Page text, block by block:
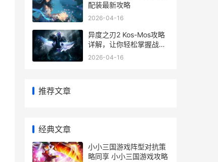
配装最新攻略
2026-04-16
异度之刃2 Kos-Mos攻略
详解，让你轻松掌握战斗
技巧
2026-04-16
推荐文章
经典文章
小小三国游戏阵型对抗策
略同享 小小三国游戏攻略